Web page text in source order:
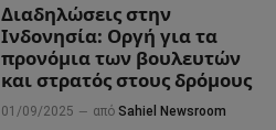
Διαδηλώσεις στην
Ινδονησία: Οργή για τα
προνόμια των βουλευτών
και στρατός στους δρόμους
01/09/2025 από Sahiel Newsroom